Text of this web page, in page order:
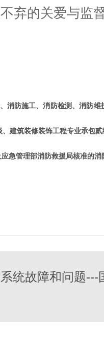
弃的关爱与监
防施工、消防检测、消防
建筑装修装饰工程专业承包
管理部消防救援局核准的